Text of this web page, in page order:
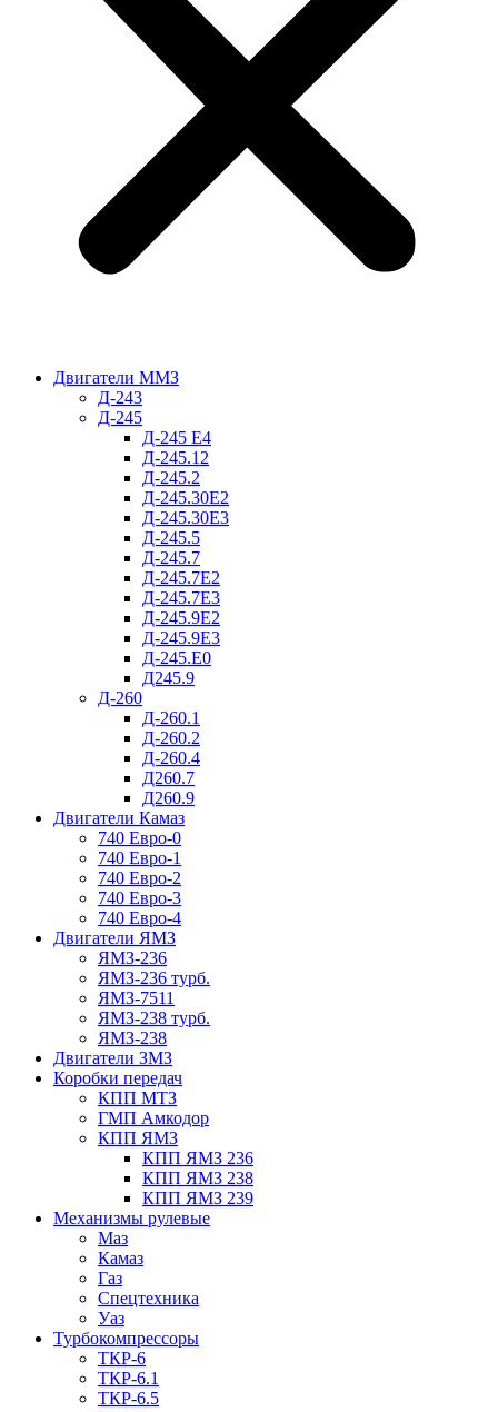
Двигатели ММЗ
Д-243
Д-245
Д-245 Е4
Д-245.12
Д-245.2
Д-245.30Е2
Д-245.30Е3
Д-245.5
Д-245.7
Д-245.7Е2
Д-245.7Е3
Д-245.9Е2
Д-245.9Е3
Д-245.Е0
Д245.9
Д-260
Д-260.1
Д-260.2
Д-260.4
Д260.7
Д260.9
Двигатели Камаз
740 Евро-0
740 Евро-1
740 Евро-2
740 Евро-3
740 Евро-4
Двигатели ЯМЗ
ЯМЗ-236
ЯМЗ-236 турб.
ЯМЗ-7511
ЯМЗ-238 турб.
ЯМЗ-238
Двигатели ЗМЗ
Коробки передач
КПП МТЗ
ГМП Амкодор
КПП ЯМЗ
КПП ЯМЗ 236
КПП ЯМЗ 238
КПП ЯМЗ 239
Механизмы рулевые
Маз
Камаз
Газ
Спецтехника
Уаз
Турбокомпрессоры
ТКР-6
ТКР-6.1
ТКР-6.5